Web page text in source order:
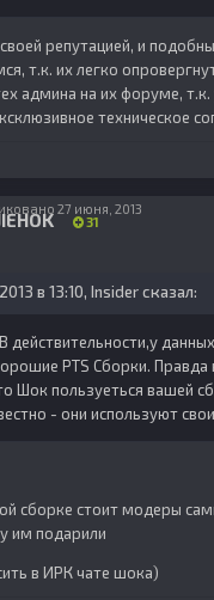
репутацией, и
т.к. их легко
админа на их форуме, т.к.
техническое
31
27 июня, 2013
в 13:10, Insider сказал:
действительности,у
PTS Сборки. Правда
Шок пользуеться вашей
- они используют
сборке стоит модеры
им подарили
в ИРК чате шока)